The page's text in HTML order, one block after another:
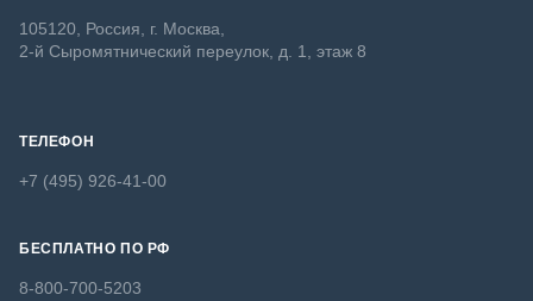
105120, Россия, г. Москва,
2-й Сыромятнический переулок, д. 1, этаж 8
ТЕЛЕФОН
+7 (495) 926-41-00
БЕСПЛАТНО ПО РФ
8-800-700-5203